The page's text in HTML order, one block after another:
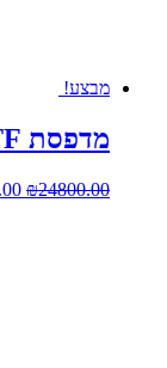
מבצע!
מדפסת DTF לחולצות A3
₪24800.00